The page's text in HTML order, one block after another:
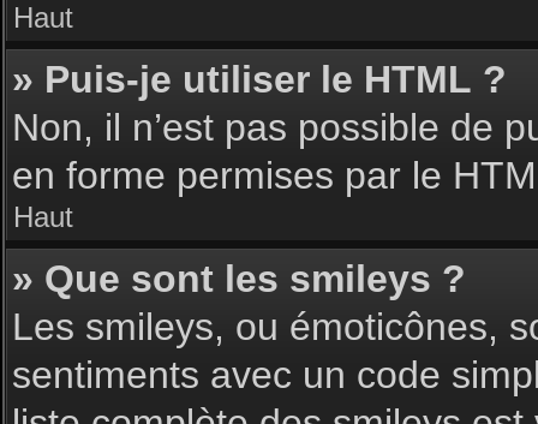
Haut
» Puis-je utiliser le HTML ?
Non, il n’est pas possible de
en forme permises par le
Haut
» Que sont les smileys ?
Les smileys, ou émoticônes,
sentiments avec un code